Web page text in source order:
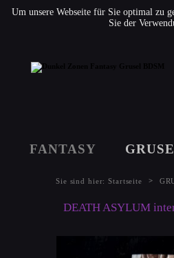
Um unsere Webseite für Sie optimal zu
Sie der
FANTASY
Sie sind hier:Startseite >
DEATH ASYLUM